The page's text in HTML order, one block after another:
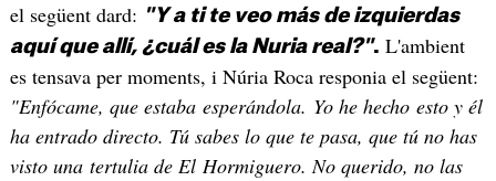
el següent dard: "Y a ti te veo más de izquierdas
aquí que allí, ¿cuál es la Nuria real?". L'ambient
es tensava per moments, i Núria Roca responia el següent:
"Enfócame, que estaba esperándola. Yo he hecho esto y él
ha entrado directo. Tú sabes lo que te pasa, que tú no has
visto una tertulia de El Hormiguero. No querido, no las